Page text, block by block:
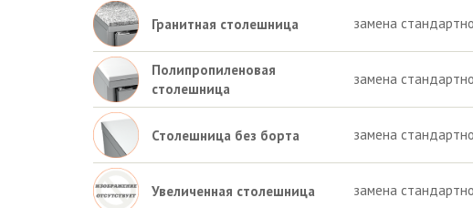
Гранитная столешница замена
Полипропиленовая
столешница
замена
Столешница без борта замена
Увеличенная столешница замена